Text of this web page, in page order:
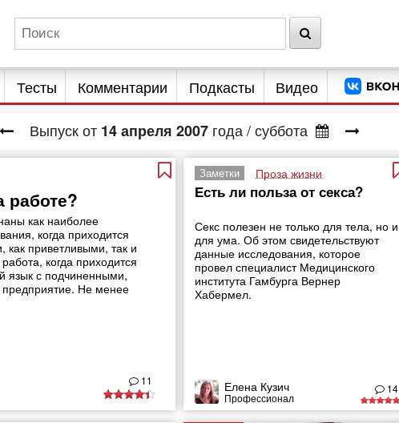
Тесты Комментарии Подкасты Видео
Выпуск от 14апреля 2007 года/ суббота
работе?
как наиболее
когда приходится
приветливыми, так и
когда приходится
язык с подчиненными,
предприятие. Не менее
11
Заметки Проза жизни
Есть ли польза от секса?
Секс полезен не только для тела, но и
для ума. Об этом свидетельствуют
данные исследования, которое
провел специалист Медицинского
института Гамбурга Вернер
Хабермел.
Елена Кузич
Профессионал
14